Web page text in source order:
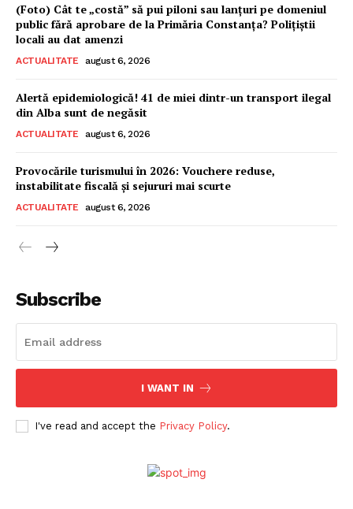
(Foto) Cât te „costă” să pui piloni sau lanțuri pe domeniul
public fără aprobare de la Primăria Constanța? Polițiștii
locali au dat amenzi
ACTUALITATE august 6, 2026
Alertă epidemiologică! 41 de miei dintr-un transport ilegal
din Alba sunt de negăsit
ACTUALITATE august 6, 2026
Provocările turismului în 2026: Vouchere reduse,
instabilitate fiscală și sejururi mai scurte
ACTUALITATE august 6, 2026
Subscribe
I WANT IN
I've read and accept the Privacy Policy.